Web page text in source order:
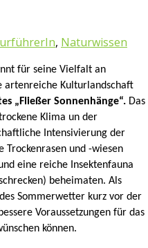
, Naturwissen
für seine Vielfalt an
artenreiche Kulturlandschaft
„Fließer Sonnenhänge“. Das
Klima un der
Intensivierung der
Trockenrasen und -wiesen
eine reiche Insektenfauna
beheimaten. Als
Sommerwetter kurz vor der
Voraussetzungen für das
können.